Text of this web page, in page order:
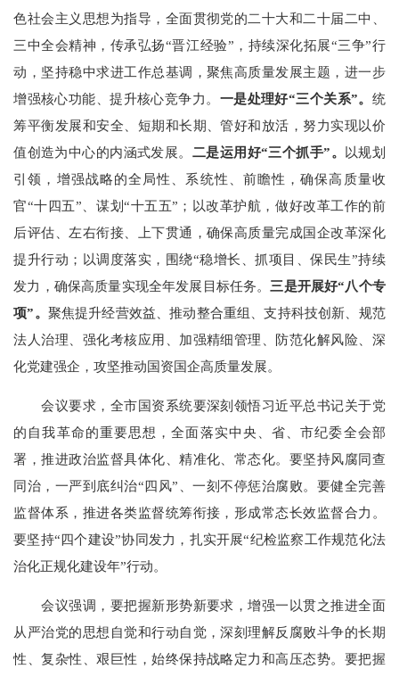
色社会主义思想为指导，全面贯彻党的二十大和二十届二中、
三中全会精神，传承弘扬“晋江经验”，持续深化拓展“三争”行
动，坚持稳中求进工作总基调，聚焦高质量发展主题，进一步
增强核心功能、提升核心竞争力。 一是处理好“三个关系”。 统
筹平衡发展和安全、短期和长期、管好和放活，努力实现以价
值创造为中心的内涵式发展。 二是运用好“三个抓手”。
以规划
引领，增强战略的全局性、系统性、前瞻性，确保高质量收
官“十四五”、谋划“十五五”；以改革护航，做好改革工作的前
后评估、左右衔接、上下贯通，确保高质量完成国企改革深化
提升行动；以调度落实，围绕“稳增长、抓项目、保民生”持续
发力，确保高质量实现全年发展目标任务。 三是开展好“八个专
项”。 聚焦提升经营效益、推动整合重组、支持科技创新、规范
法人治理、强化考核应用、加强精细管理、防范化解风险、深
化党建强企，攻坚推动国资国企高质量发展。
会议要求，全市国资系统要深刻领悟习近平总书记关于党
的自我革命的重要思想，全面落实中央、省、市纪委全会部
署，推进政治监督具体化、精准化、常态化。要坚持风腐同查
同治，一严到底纠治“四风”、一刻不停惩治腐败。要健全完善
监督体系，推进各类监督统筹衔接，形成常态长效监督合力。
要坚持“四个建设”协同发力，扎实开展“纪检监察工作规范化法
治化正规化建设年”行动。
会议强调， 要把握新形势新要求，增强一以贯之推进全面
从严治党的思想自觉和行动自觉，深刻理解反腐败斗争的长期
性、复杂性、艰巨性，始终保持战略定力和高压态势。要把握